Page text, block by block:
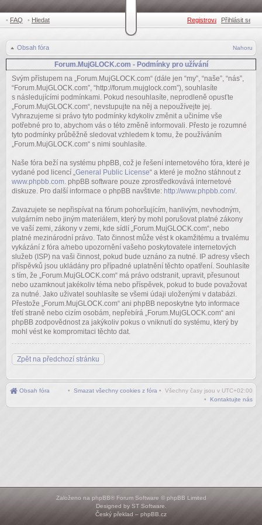
• FAQ • Hledat Registrovat •Přihlásit se
Obsah fóra Nahoru
Forum.MujGLOCK.com - Podmínky pro užívání
Svým přístupem na „Forum.MujGLOCK.com“ (dále jen “my”, “naše”, “nás”,
“Forum.MujGLOCK.com”, “http://forum.mujglock.com”), souhlasíte
s následujícími podmínkami. Pokud nesouhlasíte, neprodleně opusťte
„Forum.MujGLOCK.com“, nevstupujte na něj a nepoužívejte jej.
Vyhrazujeme si právo tyto podmínky kdykoliv změnit a učiníme vše
potřebné pro to, abychom vás o této změně informovali. Přesto je rozumné
tyto podmínky průběžně sledovat vzhledem k tomu, že používáním
„Forum.MujGLOCK.com“ s nimi souhlasíte.
Naše fóra beží na systému phpBB, což je řešení internetového fóra, které je
vydané pod licencí „General Public License“ a které je možno stáhnout z
www.phpbb.com. phpBB software pouze zprostředkovává internetové
diskuze. Pro další informace o phpBB navštivte: http://www.phpbb.com/.
Zavazujete se nepřispívat na fórum pohoršujícím, hanlivým, nevhodným,
vulgárním nebo jiným materiálem, který by mohl porušovat platné zákony
ve vaší zemi, zákony v zemi, kde sídlí „Forum.MujGLOCK.com“, nebo
platné mezinárodní právo. Tato činnost může vést k okamžitému a trvalému
vykázání z fóra a/nebo upozornění vašeho poskytovatele internetových
služeb (ISP) na vaši činnost, pokud bude uznáno za nutné. IP adresy všech
příspěvků jsou ukládány pro případné uplatnění těchto opatření. Souhlasíte
s tím, že „Forum.MujGLOCK.com“ má právo odstranit, upravit, přesunout
nebo uzamknout jakékoliv téma nebo příspěvek, pokud to bude považovat
za nutné. Jako uživatel souhlasíte se všemi údaji uloženými v databázi.
Přestože „Forum.MujGLOCK.com“ ani phpBB neposkytne tyto informace
třetí straně nebo cizím osobám, nepřebírá „Forum.MujGLOCK.com“ ani
phpBB zodpovědnost za jakýkoliv pokus o vniknutí do systému, který by
mohl vést ke kompromitaci těchto dat.
Zpět na předchozí stránku
Obsah fóra • Všechny časy jsou v UTC+02:00
• Smazat všechny cookies z fóra
• Kontaktujte nás
Založeno na phpBB® Forum Software © phpBB Limited
Designed by ST Software
Český překlad – phpBB.cz